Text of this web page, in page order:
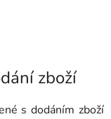
zboží
s dodáním zboží